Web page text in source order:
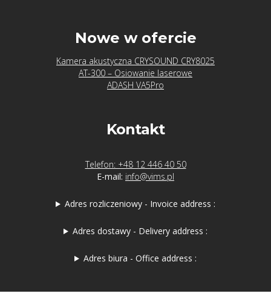
Nowe w ofercie
Kamera akustyczna CRYSOUND CRY8025
AT-300 – Osiowanie laserowe
ADASH VA5Pro
Kontakt
Telefon: +48 12 446 40 50
E-mail: info@vims.pl
Adres rozliczeniowy - Invoice address :
Adres dostawy - Delivery address :
Adres biura - Office address :